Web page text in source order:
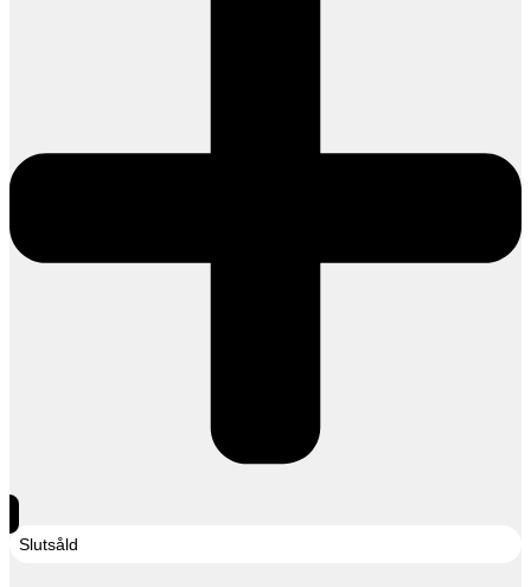
Slutsåld